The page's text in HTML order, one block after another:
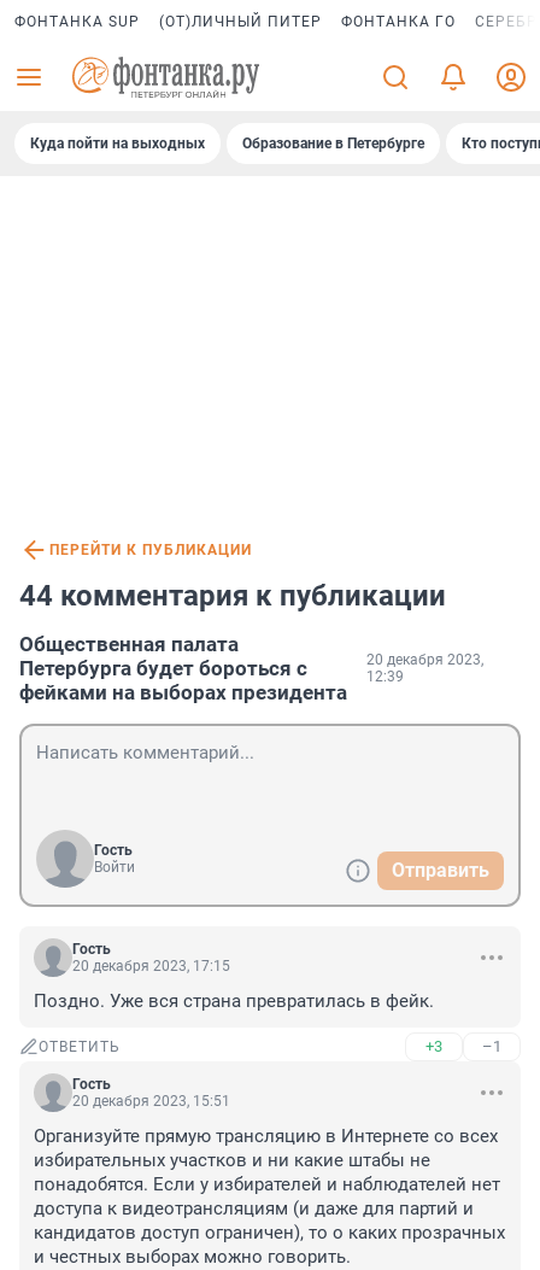
ФОНТАНКА SUP (ОТ)ЛИЧНЫЙ ПИТЕР ФОНТАНКА ГО
Куда пойти на выходных Образование в Петербурге Кто
ПЕРЕЙТИ К ПУБЛИКАЦИИ
44 комментария к публикации
Общественная палата
Петербурга будет бороться с
фейками на выборах президента
20 декабря 2023,
12:39
Гость
Войти
Отправить
Гость
20 декабря 2023, 17:15
Поздно. Уже вся страна превратилась в фейк.
ОТВЕТИТЬ +3 –1
Гость
20 декабря 2023, 15:51
Организуйте прямую трансляцию в Интернете со всех
избирательных участков и ни какие штабы не
понадобятся. Если у избирателей и наблюдателей нет
доступа к видеотрансляциям (и даже для партий и
кандидатов доступ ограничен), то о каких прозрачных
и честных выборах можно говорить.